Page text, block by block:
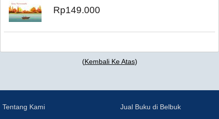
Rp149.000
(Kembali Ke Atas)
Tentang Kami Jual Buku di Belbuk